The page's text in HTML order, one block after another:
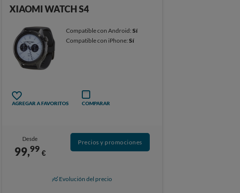
XIAOMI WATCH S4
Compatible con Android: Sí
Compatible con iPhone: Sí
AGREGAR A FAVORITOS COMPARAR
Desde
99,99 €
Precios y promociones
Evolución del precio